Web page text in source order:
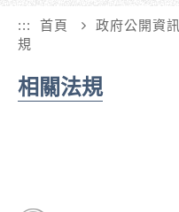
::: 首頁 政府公開資訊
規
相關法規